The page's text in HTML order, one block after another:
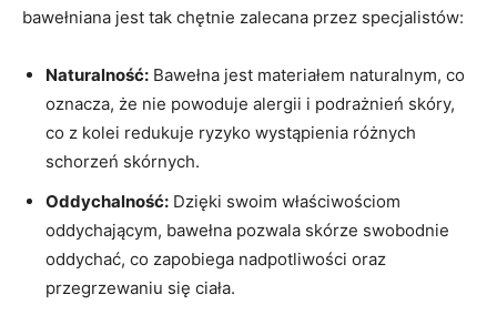
⁢bawełniana jest tak chętnie zalecana⁤ przez ⁤specjalistów:
Naturalność: Bawełna jest materiałem naturalnym, co
oznacza, że nie ‌powoduje​ alergii ‍i podrażnień skóry,
co z kolei ​redukuje ⁣ryzyko wystąpienia różnych
schorzeń skórnych.
Oddychalność: Dzięki swoim właściwościom‌
oddychającym,‌ bawełna pozwala skórze swobodnie
oddychać, co⁣ zapobiega ⁢nadpotliwości oraz
⁤przegrzewaniu się ​ciała.